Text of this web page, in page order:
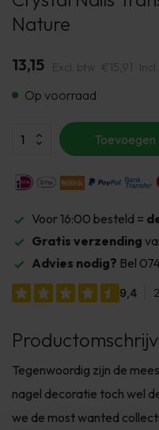
Nature
13,15 Excl. btw €15,91
Op voorraad
Voor 16:00 besteld =
Gratis verzending
Advies nodig? Bel
Tegenwoordig zijn de
nagel decoratie toch wel
we de most wanted